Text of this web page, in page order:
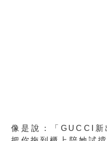
像是說：「GUCCI新